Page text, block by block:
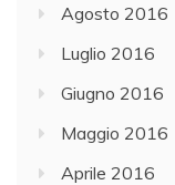
Agosto 2016
Luglio 2016
Giugno 2016
Maggio 2016
Aprile 2016